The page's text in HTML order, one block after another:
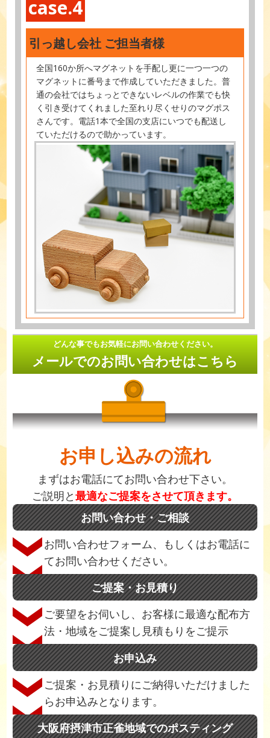
case.4
引っ越し会社 ご担当者様
全国160か所へマグネットを手配し更に一つ一つの
マグネットに番号まで作成していただきました。普
通の会社ではちょっとできないレベルの作業でも快
く引き受けてくれました至れり尽くせりのマグポス
さんです。電話1本で全国の支店にいつでも配送し
ていただけるので助かっています。
どんな事でもお気軽にお問い合わせください。
メールでのお問い合わせはこちら
お申し込みの流れ
まずはお電話にてお問い合わせ下さい。
ご説明と最適なご提案をさせて頂きます。
お問い合わせ・ご相談
お問い合わせフォーム、もしくはお電話に
てお問い合わせください。
ご提案・お見積り
ご要望をお伺いし、お客様に最適な配布方
法・地域をご提案し見積もりをご提示
お申込み
ご提案・お見積りにご納得いただけました
らお申込みとなります。
大阪府摂津市正雀地域でのポスティング